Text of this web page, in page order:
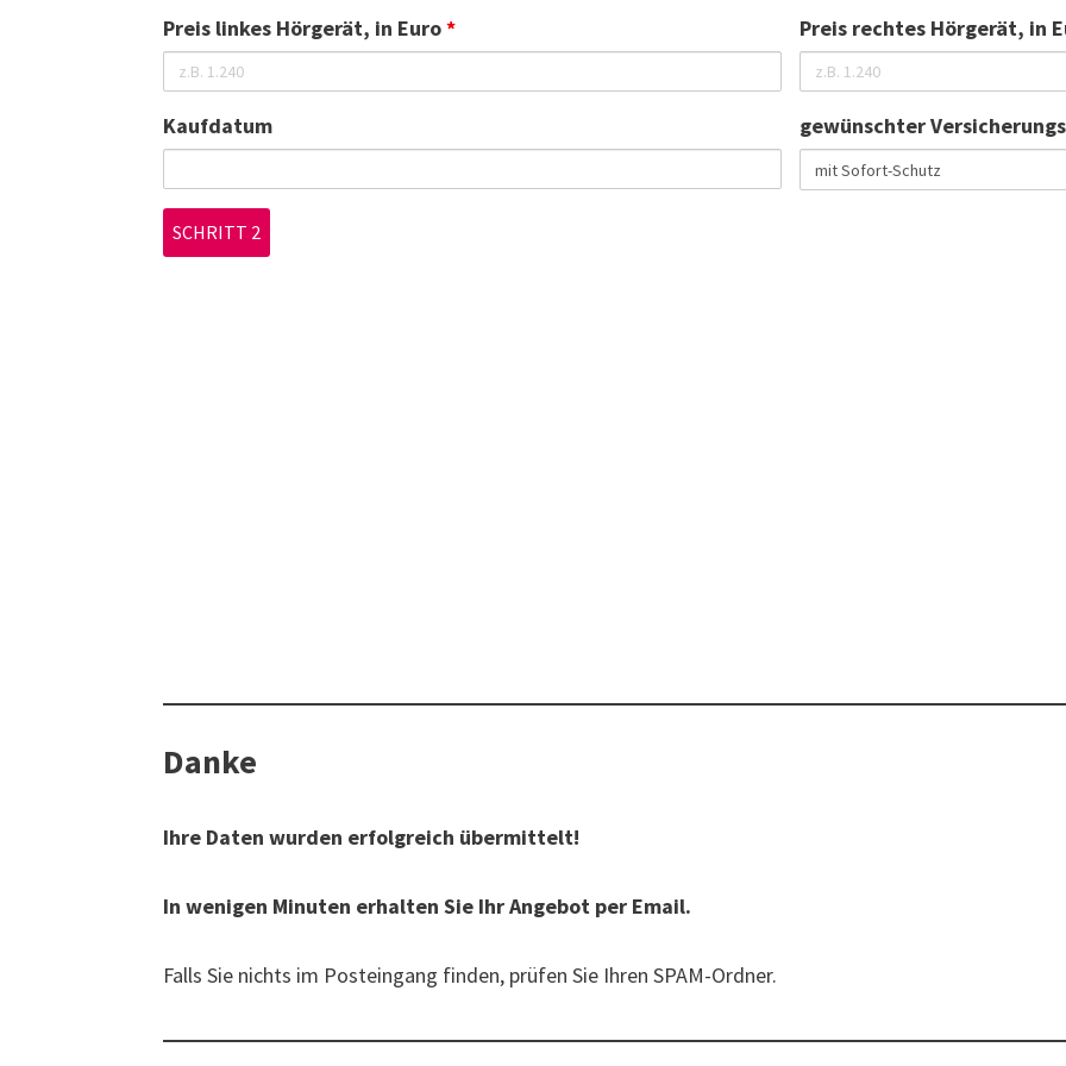
Preis linkes Hörgerät, in Euro* Preis rechtes Hörgerät, in
Kaufdatum gewünschter
Danke
Ihre Daten wurden erfolgreich übermittelt!
In wenigen Minuten erhalten Sie Ihr Angebot per Email.
Falls Sie nichts im Posteingang finden, prüfen Sie Ihren SPAM-Ordner.